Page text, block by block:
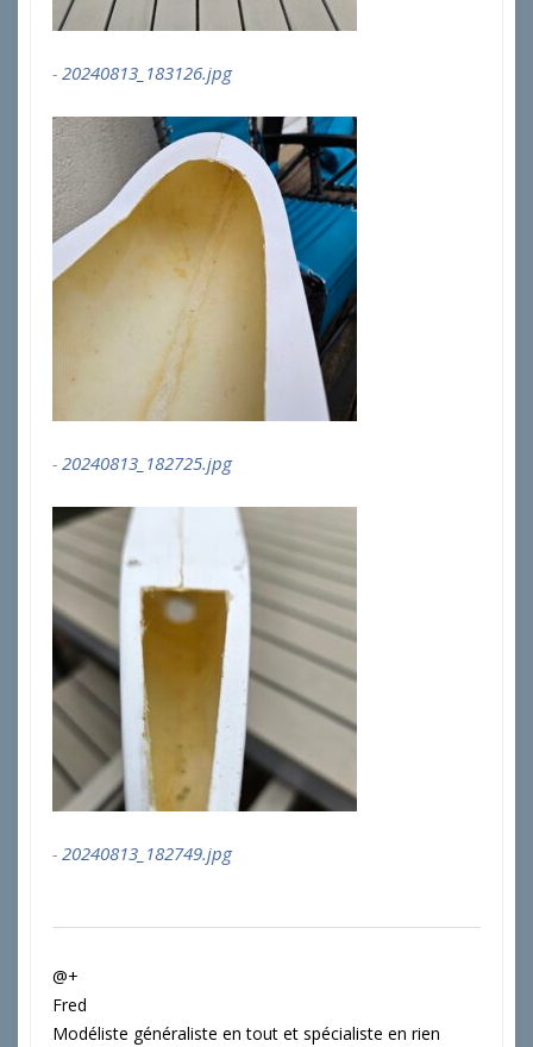
20240813_183126.jpg
20240813_182725.jpg
20240813_182749.jpg
@+
Fred
Modéliste généraliste en tout et spécialiste en rien